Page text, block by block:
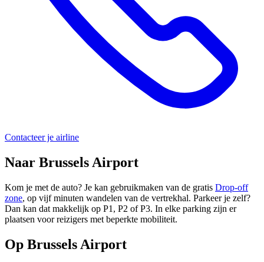
Contacteer je airline
Naar Brussels Airport
Kom je met de auto? Je kan gebruikmaken van de gratis Drop-off
zone, op vijf minuten wandelen van de vertrekhal. Parkeer je zelf?
Dan kan dat makkelijk op P1, P2 of P3. In elke parking zijn er
plaatsen voor reizigers met beperkte mobiliteit.
Op Brussels Airport